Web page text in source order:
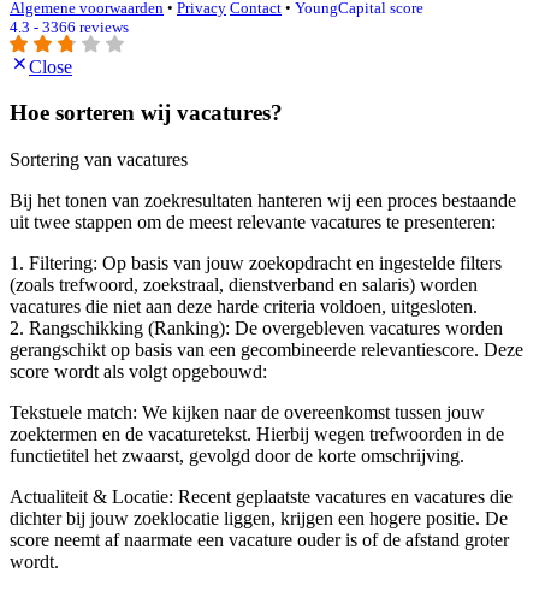
Algemene voorwaarden • Privacy Contact • YoungCapital score
4.3 - 3366 reviews
Close
Hoe sorteren wij vacatures?
Sortering van vacatures
Bij het tonen van zoekresultaten hanteren wij een proces bestaande
uit twee stappen om de meest relevante vacatures te presenteren:
1. Filtering: Op basis van jouw zoekopdracht en ingestelde filters
(zoals trefwoord, zoekstraal, dienstverband en salaris) worden
vacatures die niet aan deze harde criteria voldoen, uitgesloten.
2. Rangschikking (Ranking): De overgebleven vacatures worden
gerangschikt op basis van een gecombineerde relevantiescore. Deze
score wordt als volgt opgebouwd:
Tekstuele match: We kijken naar de overeenkomst tussen jouw
zoektermen en de vacaturetekst. Hierbij wegen trefwoorden in de
functietitel het zwaarst, gevolgd door de korte omschrijving.
Actualiteit & Locatie: Recent geplaatste vacatures en vacatures die
dichter bij jouw zoeklocatie liggen, krijgen een hogere positie. De
score neemt af naarmate een vacature ouder is of de afstand groter
wordt.